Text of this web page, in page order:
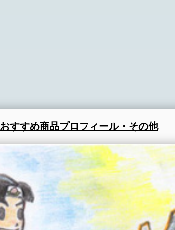
おすすめ商品プロフィール・その他